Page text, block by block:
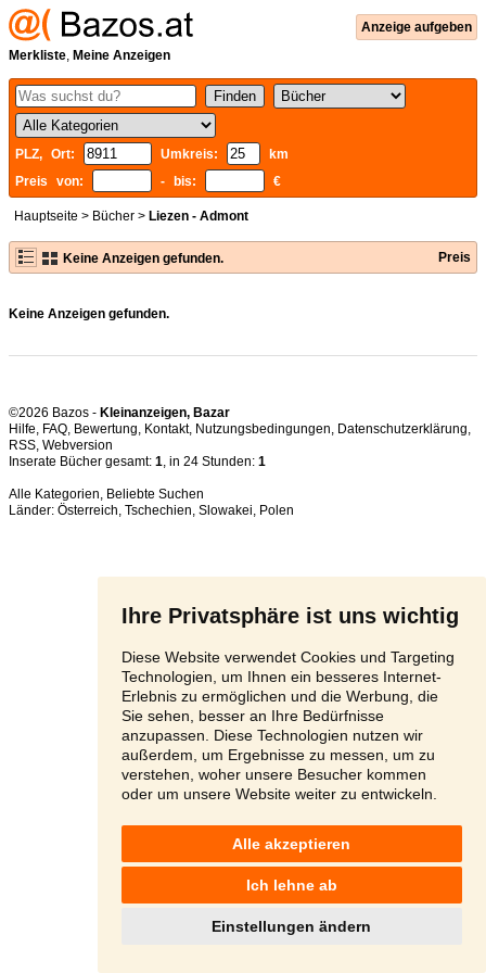
Ihre Privatsphäre ist uns wichtig
Diese Website verwendet Cookies und Targeting
Technologien, um Ihnen ein besseres Internet-
Erlebnis zu ermöglichen und die Werbung, die
Sie sehen, besser an Ihre Bedürfnisse
anzupassen. Diese Technologien nutzen wir
außerdem, um Ergebnisse zu messen, um zu
verstehen, woher unsere Besucher kommen
oder um unsere Website weiter zu entwickeln.
Alle akzeptieren
Ich lehne ab
Einstellungen ändern
Anzeige aufgeben
Merkliste, Meine Anzeigen
PLZ, Ort: Umkreis:
km
Preis von:
- bis: €
Hauptseite > Bücher > Liezen - Admont
Keine Anzeigen gefunden. Preis
Keine Anzeigen gefunden.
©2026 Bazos - Kleinanzeigen, Bazar
Hilfe, FAQ, Bewertung, Kontakt, Nutzungsbedingungen, Datenschutzerklärung,
RSS,
Inserate Bücher gesamt: 1, in 24 Stunden: 1
Alle Kategorien, Beliebte Suchen
Länder: Österreich, Tschechien, Slowakei, Polen